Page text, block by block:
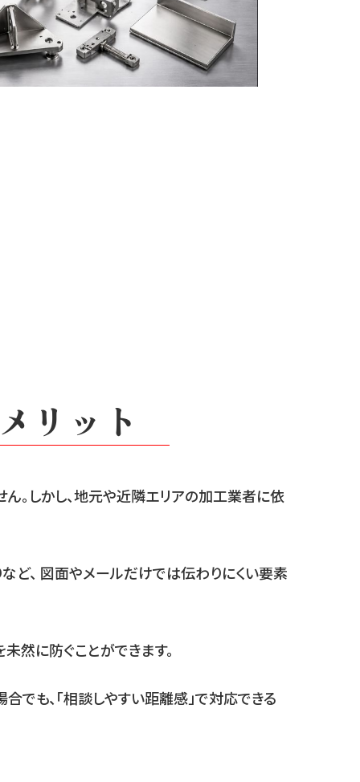
リット
。しかし、地元や近隣エリアの加工業者に依
ど、 図面やメールだけでは伝わりにくい要素
然に防ぐことができます。
でも、「相談しやすい距離感」で対応できる